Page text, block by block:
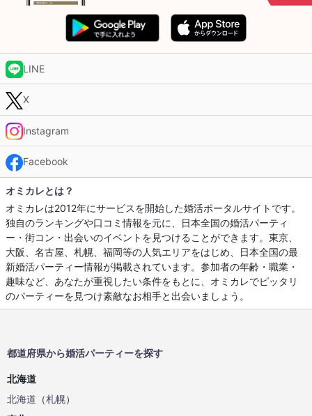
LINE
X
Instagram
Facebook
オミカレとは？
オミカレは2012年にサービスを開始した婚活ポータルサイトです。
独自のランキングや口コミ情報を元に、日本全国の婚活パーティ
ー・街コン・出会いのイベントを見つけることができます。東京、
大阪、名古屋、札幌、福岡等の人気エリアをはじめ、日本全国の最
新婚活パーティー情報が掲載されています。参加者の年齢・職業・
趣味など、あなたが重視したい条件をもとに、オミカレでピッタリ
のパーティーを見つけ素敵なお相手と出会いましょう。
都道府県から婚活パーティーを探す
北海道
北海道 （札幌）